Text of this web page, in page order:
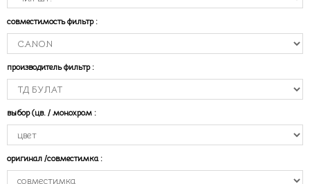
совместимость фильтр :
производитель фильтр :
выбор (цв. / монохром :
оригинал /совместимка :